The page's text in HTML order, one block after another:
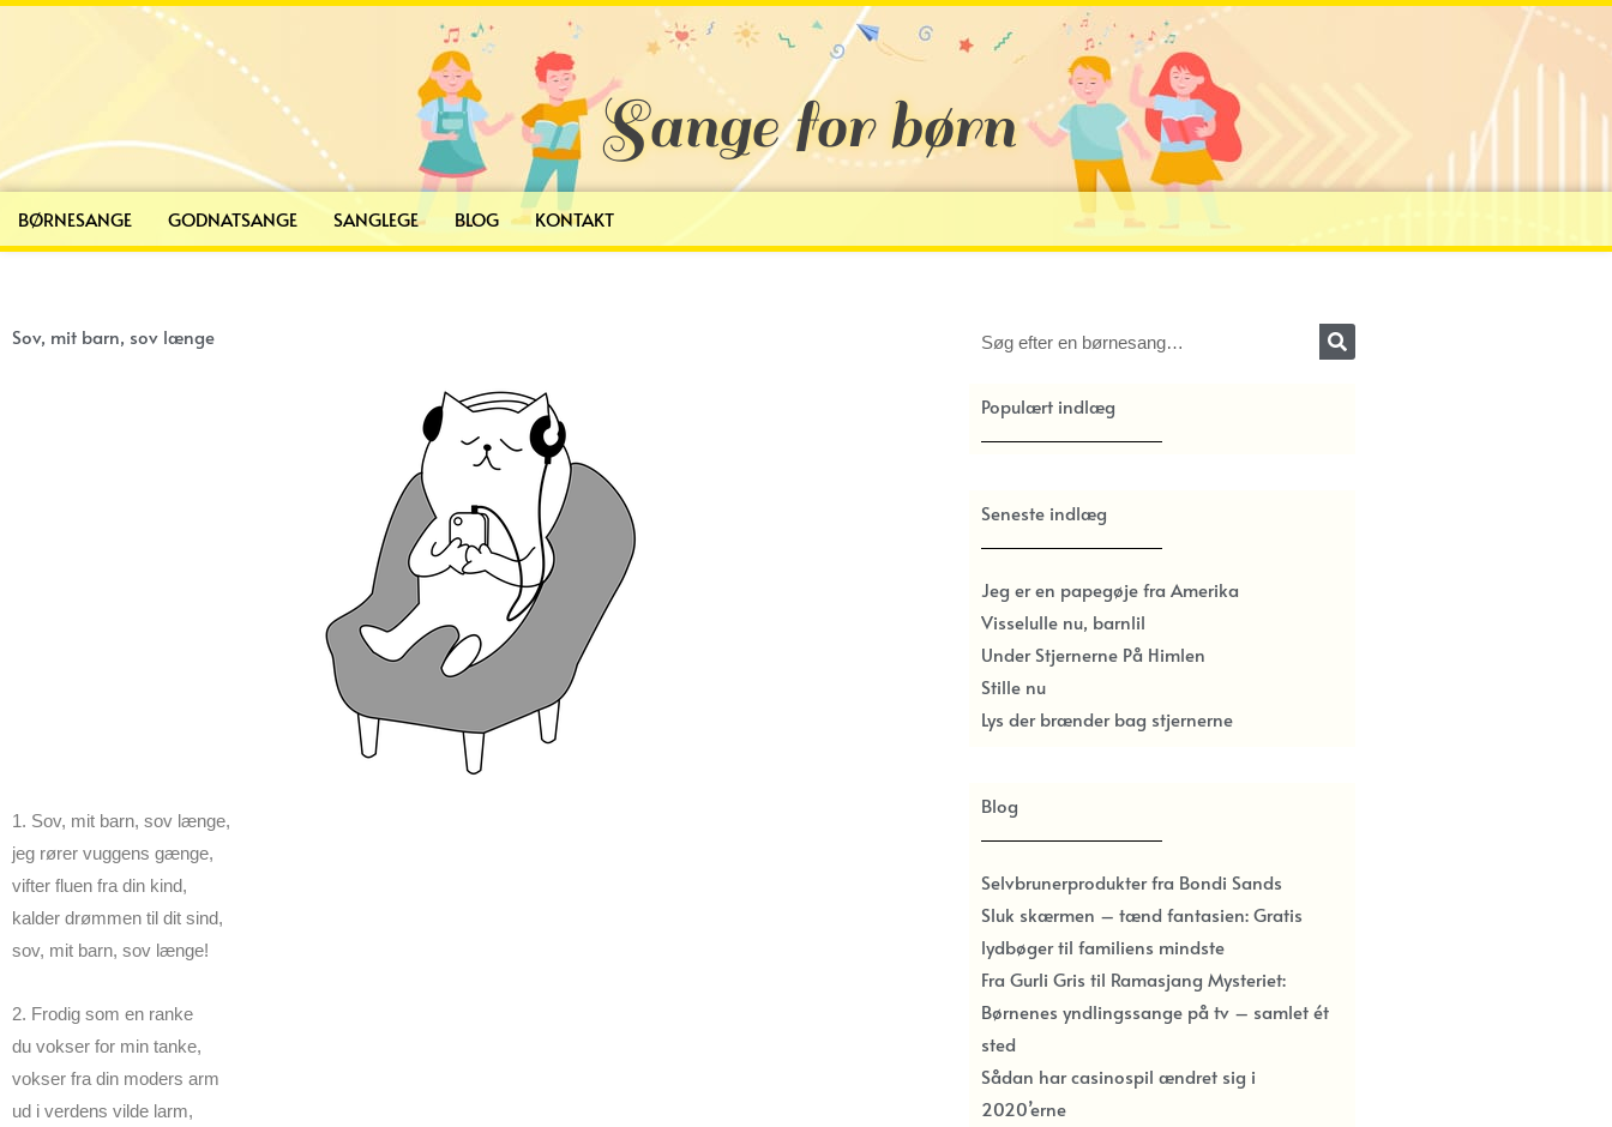
Sange for børn
BØRNESANGE GODNATSANGE SANGLEGE BLOG KONTAKT
Sov, mit barn, sov længe
1. Sov, mit barn, sov længe,
jeg rører vuggens gænge,
vifter fluen fra din kind,
kalder drømmen til dit sind,
sov, mit barn, sov længe!
2. Frodig som en ranke
du vokser for min tanke,
vokser fra din moders arm
ud i verdens vilde larm,
Søg
Populært indlæg
Seneste indlæg
Jeg er en papegøje fra Amerika
Visselulle nu, barnlil
Under Stjernerne På Himlen
Stille nu
Lys der brænder bag stjernerne
Blog
Selvbrunerprodukter fra Bondi Sands
Sluk skærmen – tænd fantasien: Gratis
lydbøger til familiens mindste
Fra Gurli Gris til Ramasjang Mysteriet:
Børnenes yndlingssange på tv – samlet ét
sted
Sådan har casinospil ændret sig i
2020’erne